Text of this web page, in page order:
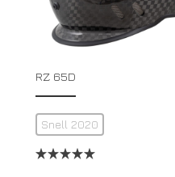
RZ 65D
Snell 2020